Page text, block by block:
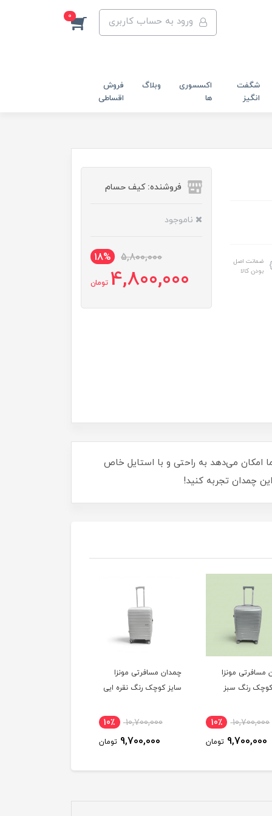
ورود به حساب کاربری 0
شگفت
انگیز
اکسسوری
ها
وبلاگ
فروش
اقساطی
ضمانت اصل
بودن کالا
فروشنده: کیف حسام
ناموجود
5,800,000
18%
4,800,000 تومان
شما امکان می‌دهد به راحتی و با استایل خاص
چمدان تجربه کنید!
مسافرتی مونزا
کوچک رنگ سبز
10,700,000 10٪
9,700,000 تومان
چمدان مسافرتی مونزا
سایز کوچک رنگ نقره ایی
10,700,000 10٪
9,700,000 تومان